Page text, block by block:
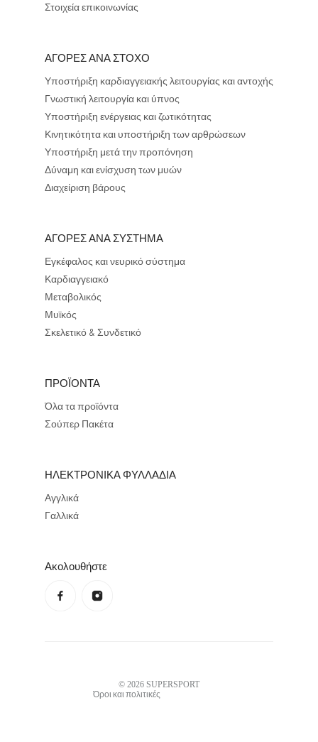
Στοιχεία επικοινωνίας
ΑΓΟΡΕΣ ΑΝΑ ΣΤΟΧΟ
Υποστήριξη καρδιαγγειακής λειτουργίας και αντοχής
Γνωστική λειτουργία και ύπνος
Υποστήριξη ενέργειας και ζωτικότητας
Κινητικότητα και υποστήριξη των αρθρώσεων
Υποστήριξη μετά την προπόνηση
Δύναμη και ενίσχυση των μυών
Διαχείριση βάρους
ΑΓΟΡΕΣ ΑΝΑ ΣΥΣΤΗΜΑ
Εγκέφαλος και νευρικό σύστημα
Καρδιαγγειακό
Μεταβολικός
Μυϊκός
Σκελετικό & Συνδετικό
ΠΡΟΪΟΝΤΑ
Όλα τα προϊόντα
Σούπερ Πακέτα
ΗΛΕΚΤΡΟΝΙΚΑ ΦΥΛΛΑΔΙΑ
Αγγλικά
Γαλλικά
Ακολουθήστε
© 2026 SUPERSPORT
Όροι και πολιτικές
Πολιτική απορρήτου
Πολιτική επιστροφής χρημάτων